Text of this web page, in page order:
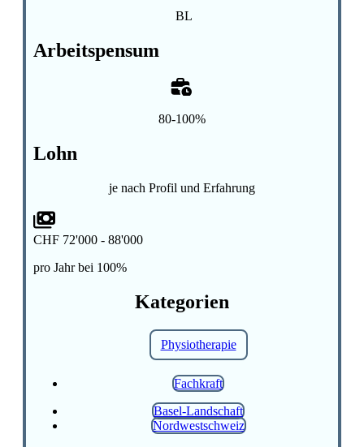
BL
Arbeitspensum
80-100%
Lohn
je nach Profil und Erfahrung
CHF 72'000 - 88'000
pro Jahr bei 100%
Kategorien
Physiotherapie
Fachkraft
Basel-Landschaft
Nordwestschweiz